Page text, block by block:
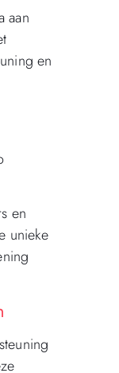
aan
en
en
unieke